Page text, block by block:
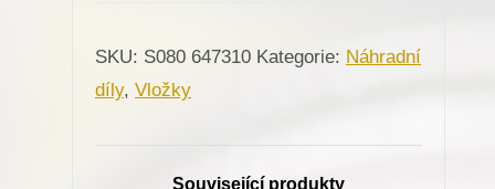
desky
pro
SKU: S080 647310 Kategorie: Náhradní
díly, Vložky
Související produkty